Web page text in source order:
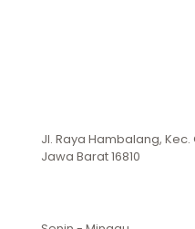
Jl. Raya Hambalang,
Jawa Barat 16810